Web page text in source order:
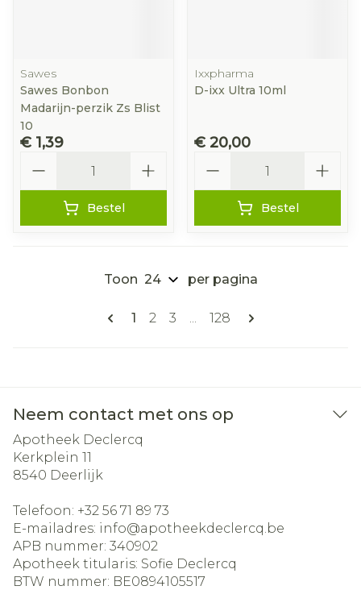
Sawes
Sawes Bonbon
Madarijn-perzik Zs Blist
10
€ 1,39
Bestel
Ixxpharma
D-ixx Ultra 10ml
€ 20,00
Bestel
Pagina's
U lees momenteel pagina
1 Pagina
2 Pagina
3 ... Pagina
128
Toon per pagina
Neem contact met ons op
Apotheek Declercq
Kerkplein 11
8540 Deerlijk
Telefoon: +32 56 71 89 73
E-mailadres: info@apotheekdeclercq.be
APB nummer: 340902
Apotheek titularis: Sofie Declercq
BTW nummer: BE0894105517